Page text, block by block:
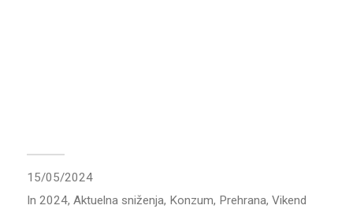
15/05/2024
In 2024, Aktuelna sniženja, Konzum, Prehrana, Vikend